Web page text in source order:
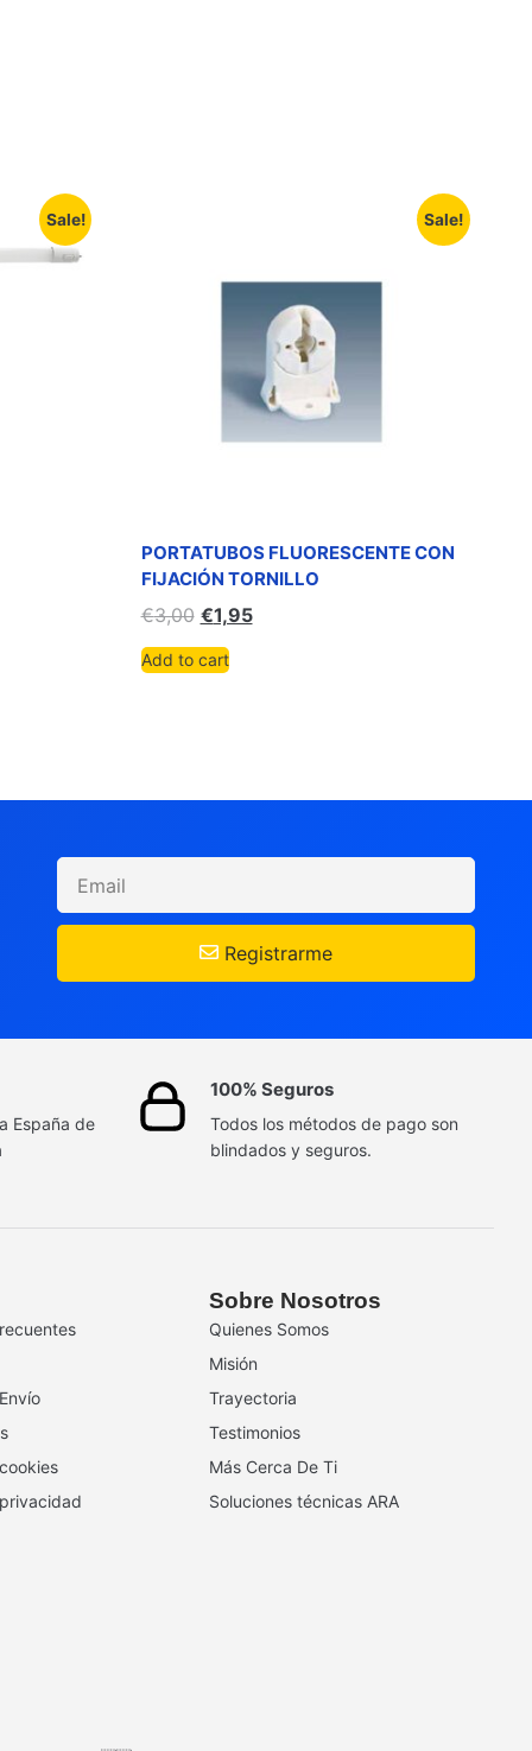
Sale! Sale!
PORTATUBOS FLUORESCENTE CON
FIJACIÓN TORNILLO
€3,00 €1,95
Add to cart
Registrarme
España de
100% Seguros
Todos los métodos de pago son
blindados y seguros.
Sobre Nosotros
Quienes Somos
Misión
Trayectoria
Testimonios
Más Cerca De Ti
Soluciones técnicas ARA